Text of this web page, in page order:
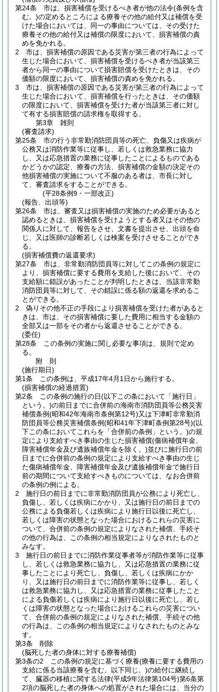
第24条
市は、損害補償を受けるべき者が他の法令(条例を含
む。)の定めるところによる療養その他の給付又は補償を受
けた場合においては、同一の事由については、その受けた
療養その他の給付又は補償の限度において、損害補償の責
めを免かれる。
2
市は、損害補償の原因である災害が第三者の行為によって
生じた場合において、損害補償を受けるべき者が当該第三
者から同一の事由について損害賠償を受けたときは、その
価額の限度において、損害補償の責めを免かれる。
3
市は、損害補償の原因である災害が第三者の行為によって
生じた場合において、損害補償を行ったときは、その価額
の限度において、損害補償を受けた者が当該第三者に対し
て有する損害賠償の請求権を取得する。
第3章
雑則
(審査請求)
第25条
市の行う非常勤消防団員等の死亡、負傷又は疾病が
公務又は消防作業等に従事し、若しくは救急業務に協力
し、又は応急措置の業務に従事したことによるものである
かどうかの認定、療養の方法、損害補償の金額の決定その
他損害補償の実施について不服のある者は、市長に対し
て、審査請求をすることができる。
(平28条例9・一部改正)
(報告、出頭等)
第26条
市は、審査又は損害補償の実施のため必要があると
認めるときは、損害補償を受けようとする者又はその他の
関係人に対して、報告をさせ、文書を提出させ、出頭を命
じ、又は医師の診断若しくは検案を受けさせることができ
る。
(損害補償費の返還要求)
第27条
市は、非常勤消防団員等に対してこの条例の規定に
より、損害補償に要する費用を支給した後において、その
支給額に錯誤があったことが判明したときは、当該非常勤
消防団員等に対して、その錯誤に係る額の返還を求めるこ
とができる。
2
偽りその他不正の手段により損害補償を受けた者があると
きは、市は、その損害補償に要した費用に相当する金額の
全部又は一部をその者から返還させることができる。
(委任)
第28条
この条例の実施に関し必要な事項は、規則で定め
る。
附 則
(施行期日)
第1条
この条例は、平成17年4月1日から施行する。
(損害補償の経過措置)
第2条
この条例の施行の日(以下この条において「施行日」
という。)の前日までに合併前の海南市消防団員等公務災害
補償条例(昭和42年海南市条例第12号)又は下津町非常勤消
防団員等公務災害補償条例(昭和41年下津町条例第28号)(以
下この条においてこれらを「合併前の条例」という。)の規
定により支給すべき事由の生じた損害補償(傷病補償年金、
障害補償年金及び遺族補償年金を除く。)並びに施行日の前
日までに合併前の条例の規定により支給すべき事由の生じ
た傷病補償年金、障害補償年金及び遺族補償年金で施行日
前の期間について支給すべきものについては、なお合併前
の条例の例による。
2
施行日の前日までに非常勤消防団員が公務により死亡し、
負傷し、若しくは疾病にかかり、又は施行日の前日までの
公務による負傷若しくは疾病により施行日以後に死亡し、
若しくは障害の状態となった場合におけるこれらの災害に
ついて、合併前の条例の規定によりなされた補償、手続そ
の他の行為は、この条例の相当規定によりなされたものと
みなす。
3
施行日の前日までに消防作業従事者等が消防作業等に従事
し、若しくは救急業務に協力し、又は応急措置の業務に従
事したことにより死亡し、負傷し、若しくは疾病にかか
り、又は施行日の前日までに消防作業等に従事し、若しく
は救急業務に協力し、又は応急措置の業務に従事したこと
による負傷若しくは疾病により施行日以後に死亡し、若し
くは障害の状態となった場合におけるこれらの災害につい
て、合併前の条例の規定によりなされた補償、手続その他
の行為は、この条例の相当規定によりなされたものとみな
す。
第3条
削除
(脳死した者の身体に対する療養補償)
第3条の2
この条例の規定に基づく療養(療養に要する費用の
支給に係る当該療養を含む。以下同じ。)の給付に継続し
て、臓器の移植に関する法律(平成9年法律第104号)第6条第
2項の脳死した者の身体への処置がされた場合には、当分の